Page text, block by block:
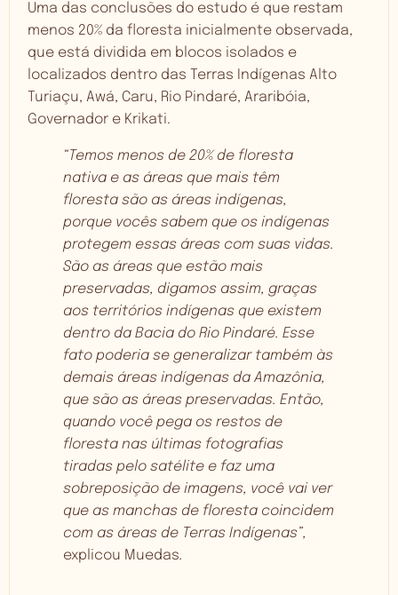
Uma das conclusões do estudo é que restam
menos 20% da floresta inicialmente observada,
que está dividida em blocos isolados e
localizados dentro das Terras Indígenas Alto
Turiaçu, Awá, Caru, Rio Pindaré, Araribóia,
Governador e Krikati.
“Temos menos de 20% de floresta
nativa e as áreas que mais têm
floresta são as áreas indígenas,
porque vocês sabem que os indígenas
protegem essas áreas com suas vidas.
São as áreas que estão mais
preservadas, digamos assim, graças
aos territórios indígenas que existem
dentro da Bacia do Rio Pindaré. Esse
fato poderia se generalizar também às
demais áreas indígenas da Amazônia,
que são as áreas preservadas. Então,
quando você pega os restos de
floresta nas últimas fotografias
tiradas pelo satélite e faz uma
sobreposição de imagens, você vai ver
que as manchas de floresta coincidem
com as áreas de Terras Indígenas”,
explicou Muedas.